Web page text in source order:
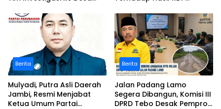
serumpun
Pamuatan
Berita
Mulyadi, Putra Asli Daerah
Jambi, Resmi Menjabat
Ketua Umum Partai
Berita
Jalan Padang Lamo
Segera Dibangun, Komisi III
DPRD Tebo Desak Pemprov